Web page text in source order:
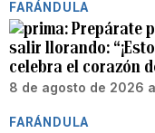
FARÁNDULA
Prepárate
salir llorando:
celebra el corazón
8 de agosto de 2026
FARÁNDULA